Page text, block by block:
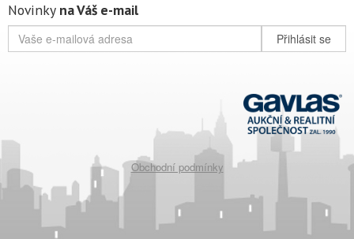
Novinky na Váš e-mail
Přihlásit se
Obchodní podmínky